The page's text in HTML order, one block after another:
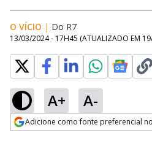
O VÍCIO | Do R7
13/03/2024 - 17H45 (ATUALIZADO EM
A+ A-
Adicione como fonte preferencial